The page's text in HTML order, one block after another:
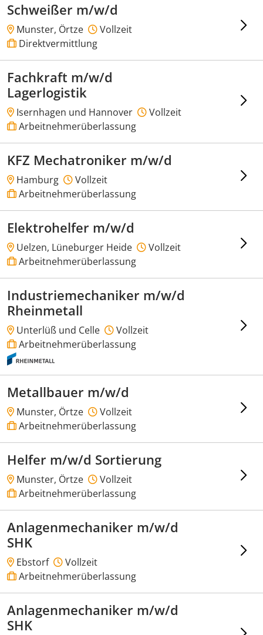
Schweißer m/w/d
Munster, Örtze
Vollzeit
Direktvermittlung
Fachkraft m/w/d
Lagerlogistik
Isernhagen und Hannover
Vollzeit
Arbeitnehmerüberlassung
KFZ Mechatroniker m/w/d
Hamburg
Vollzeit
Arbeitnehmerüberlassung
Elektrohelfer m/w/d
Uelzen, Lüneburger Heide
Vollzeit
Arbeitnehmerüberlassung
Industriemechaniker m/w/d
Rheinmetall
Unterlüß und Celle
Vollzeit
Arbeitnehmerüberlassung
Metallbauer m/w/d
Munster, Örtze
Vollzeit
Arbeitnehmerüberlassung
Helfer m/w/d Sortierung
Munster, Örtze
Vollzeit
Arbeitnehmerüberlassung
Anlagenmechaniker m/w/d
SHK
Ebstorf
Vollzeit
Arbeitnehmerüberlassung
Anlagenmechaniker m/w/d
SHK